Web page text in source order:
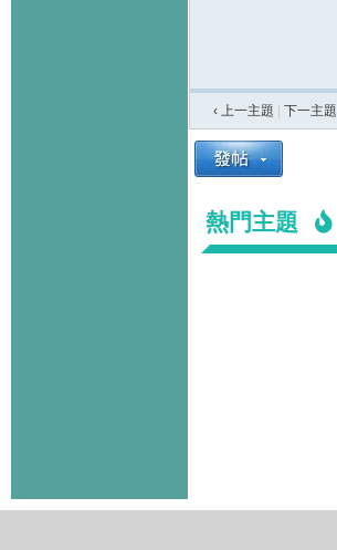
‹ 上一主題 下一主題
熱門主題